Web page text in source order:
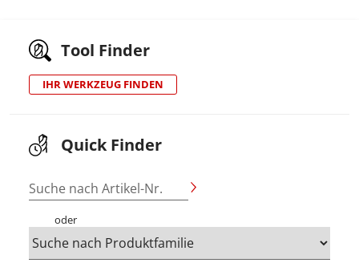
Tool Finder
IHR WERKZEUG FINDEN
Quick Finder
Suche nach Artikel-Nr.
oder